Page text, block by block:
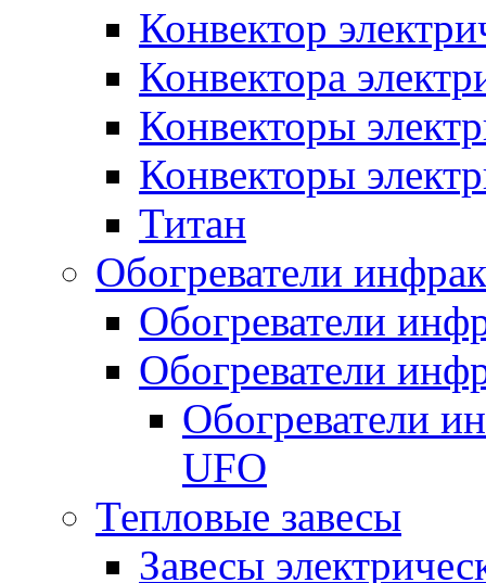
Конвектор
Конвектора
Конвекторы
Конвекторы
Титан
Обогреватели
Обогреватели
Обогреватели
Обогреватели
UFO
Тепловые завесы
Завесы